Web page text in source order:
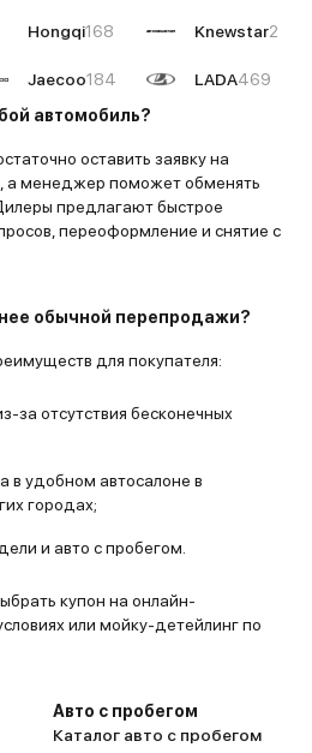
Hongqi168
Jaecoo184
Knewstar2
LADA469
автомобиль?
оставить заявку на
а менеджер поможет обменять
предлагают быстрое
переоформление и снятие с
обычной перепродажи?
для покупателя:
за отсутствия бесконечных
в удобном автосалоне в
городах;
и авто с пробегом.
купон на онлайн-
или мойку-детейлинг по
Авто с пробегом
Каталог авто с пробегом